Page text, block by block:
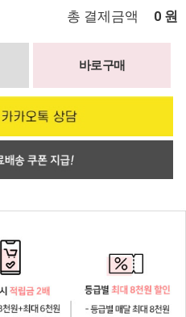
총 결제금액 0 원
바로구매